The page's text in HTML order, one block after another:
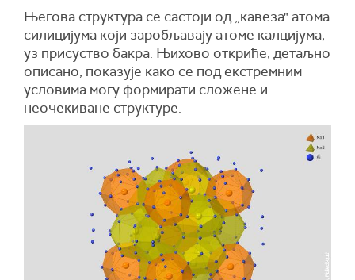
Његова структура се састоји од „кавеза" атома
силицијума који заробљавају атоме калцијума,
уз присуство бакра. Њихово откриће, детаљно
описано, показује како се под екстремним
условима могу формирати сложене и
неочекиване структуре.